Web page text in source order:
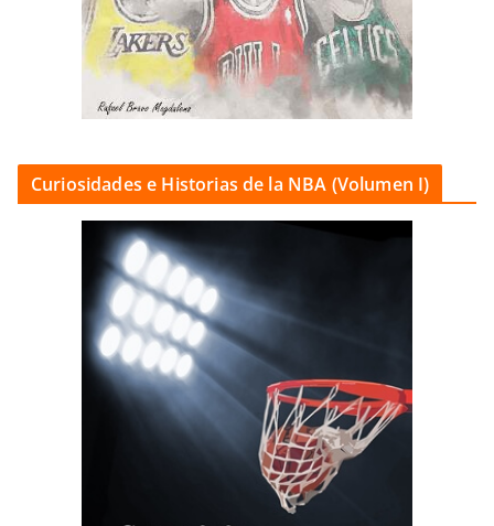
Curiosidades e Historias de la NBA (Volumen I)